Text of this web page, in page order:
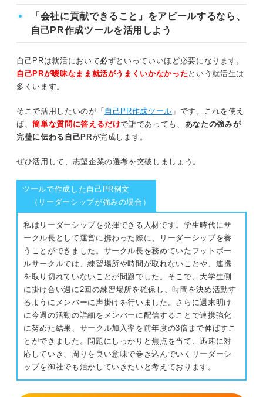
「会社に貢献できること」をアピールするなら、
自己PR作成ツールを活用しよう
自己PRは就活において必ずといっていいほど必要になります。
自己PRが曖昧なまま就活がうまくいかなかった という就活生は
多くいます。
そこで活用したいのが「自己PR作成ツール 」です。これを使え
ば、簡単な質問に答えるだけで誰であっても、 あなたの強みが
完璧に伝わる自己PRが完成します。
ぜひ活用して、志望企業の選考を突破しましょう。
ツールで作成した自己PR例文
（リーダーシップが強みの場合）
私はリーダーシップを発揮できる人材です。学生時代にサ
ークル長として運営に携わった際に、リーダーシップを養
うことができました。サークル長を務めていたフットボー
ルサークルでは、練習場所や時間が取れないことや、連携
を取り切れていないことが問題でした。そこで、大学生側
に掛け合い週に2回の練習場所を確保し、時間を決め活動す
るようにメンバーに声掛けを行いました。さらに週末明け
に今週の活動の詳細をメンバーに配信することで連携強化
に努めた結果、サークル加入率を前年度の3倍まで伸ばすこ
とができました。問題にしっかりと焦点を当て、迅速に対
応していき、周りを良い意味で巻き込んでいくリーダーシ
ップを御社でも活かしていきたいと考えております。